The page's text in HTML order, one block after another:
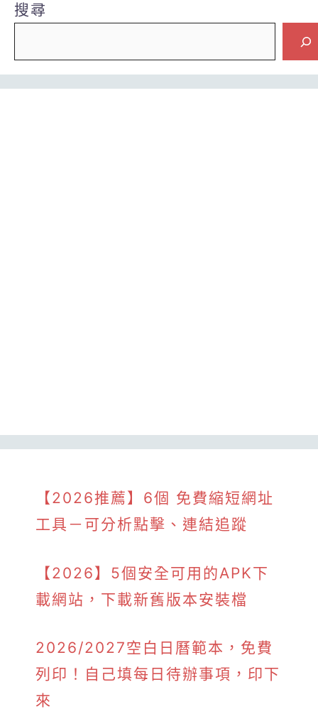
搜尋
【2026推薦】6個 免費縮短網址
工具－可分析點擊、連結追蹤
【2026】5個安全可用的APK下
載網站，下載新舊版本安裝檔
2026/2027空白日曆範本，免費
列印！自己填每日待辦事項，印下
來